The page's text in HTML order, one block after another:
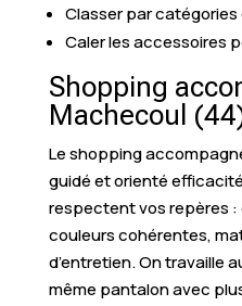
Classer par
Caler les accessoires
Shopping
Machecoul
Le shopping
guidé et orienté
respectent vos repères
couleurs cohérentes,
d’entretien. On travaille
même pantalon avec